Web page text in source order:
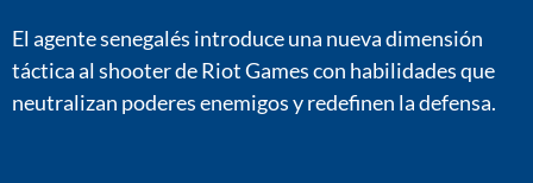
El agente senegalés introduce una nueva dimensión
táctica al shooter de Riot Games con habilidades que
neutralizan poderes enemigos y redefinen la defensa.